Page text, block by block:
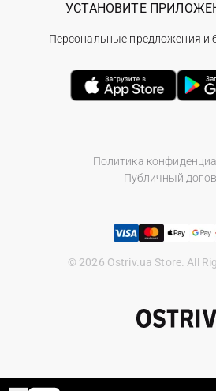
Политика
Публичный
© 2026 Ostriv.ua Store. All
УСТАНОВИТЕ
Персональные предложения и